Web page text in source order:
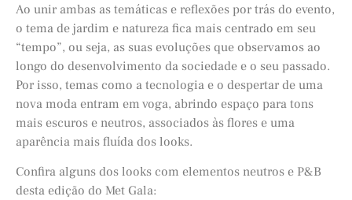
Ao unir ambas as temáticas e reflexões por trás do evento,
o tema de jardim e natureza fica mais centrado em seu
“tempo”, ou seja, as suas evoluções que observamos ao
longo do desenvolvimento da sociedade e o seu passado.
Por isso, temas como a tecnologia e o despertar de uma
nova moda entram em voga, abrindo espaço para tons
mais escuros e neutros, associados às flores e uma
aparência mais fluída dos looks.
Confira alguns dos looks com elementos neutros e P&B
desta edição do Met Gala: